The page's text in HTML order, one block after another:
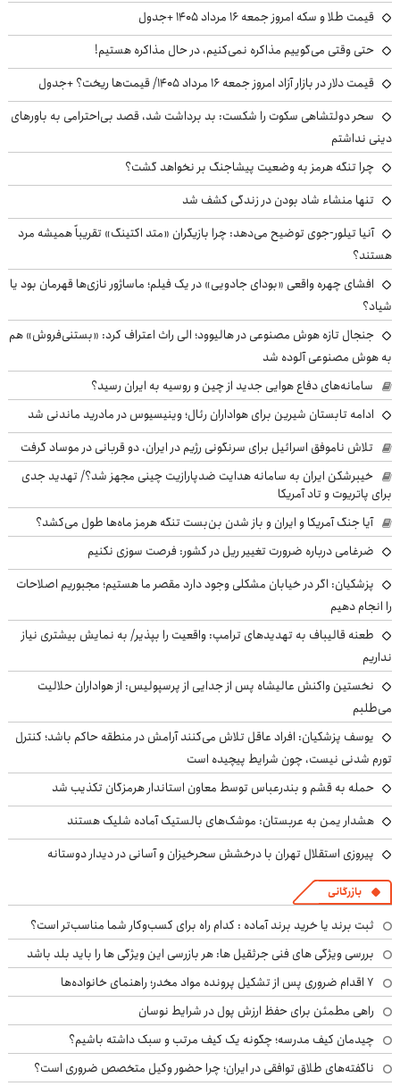
قیمت طلا و سکه امروز جمعه ۱۶ مرداد ۱۴۰۵ +جدول
حتی وقتی می‌گوییم مذاکره نمی‌کنیم، در حال مذاکره هستیم!
قیمت دلار در بازار آزاد امروز جمعه ۱۶ مرداد ۱۴۰۵/ قیمت‌ها ریخت؟ +جدول
سحر دولتشاهی سکوت را شکست: بد برداشت شد، قصد بی‌احترامی به باورهای
دینی نداشتم
چرا تنگه هرمز به وضعیت پیشاجنگ بر نخواهد گشت؟
تنها منشاء شاد بودن در زندگی کشف شد
آنیا تیلور-جوی توضیح می‌دهد: چرا بازیگران «متد اکتینگ» تقریباً همیشه مرد
هستند؟
افشای چهره واقعی «بودای جادویی» در یک فیلم؛ ماساژور نازی‌ها قهرمان بود یا
شیاد؟
جنجال تازه هوش مصنوعی در هالیوود؛ الی راث اعتراف کرد: «بستنی‌فروش» هم
به هوش مصنوعی آلوده شد
سامانه‌های دفاع هوایی جدید از چین و روسیه به ایران رسید؟
ادامه تابستان شیرین برای هواداران رئال؛ وینیسیوس در مادرید ماندنی شد
تلاش ناموفق اسرائیل برای سرنگونی رژیم در ایران، دو قربانی در موساد گرفت
خیبرشکن ایران به سامانه هدایت ضدپارازیت چینی مجهز شد؟/ تهدید جدی
برای پاتریوت و تاد آمریکا
آیا جنگ آمریکا و ایران و باز شدن بن‌بست تنگه هرمز ماه‌ها طول می‌کشد؟
ضرغامی درباره ضرورت تغییر ریل در کشور: فرصت سوزی نکنیم
پزشکیان: اگر در خیابان مشکلی وجود دارد مقصر ما هستیم؛ مجبوریم اصلاحات
را انجام دهیم
طعنه قالیباف به تهدیدهای ترامپ: واقعیت را بپذیر/ به نمایش بیشتری نیاز
نداریم
نخستین واکنش عالیشاه پس از جدایی از پرسپولیس: از هواداران حلالیت
می‌طلبم
یوسف پزشکیان: افراد عاقل تلاش می‌کنند آرامش در منطقه حاکم باشد؛ کنترل
تورم شدنی نیست، چون شرایط پیچیده است
حمله به قشم و بندرعباس توسط معاون استاندار هرمزگان تکذیب شد
هشدار یمن به عربستان: موشک‌های بالستیک آماده شلیک هستند
پیروزی استقلال تهران با درخشش سحرخیزان و آسانی در دیدار دوستانه
بازرگانی
ثبت برند یا خرید برند آماده : کدام راه برای کسب‌وکار شما مناسب‌تر است؟
بررسی ویژگی های فنی جرثقیل ها: هر بازرسی این ویژگی ها را باید بلد باشد
۷ اقدام ضروری پس از تشکیل پرونده مواد مخدر؛ راهنمای خانواده‌ها
راهی مطمئن برای حفظ ارزش پول در شرایط نوسان
چیدمان کیف مدرسه؛ چگونه یک کیف مرتب و سبک داشته باشیم؟
ناگفته‌های طلاق توافقی در ایران؛ چرا حضور وکیل متخصص ضروری است؟